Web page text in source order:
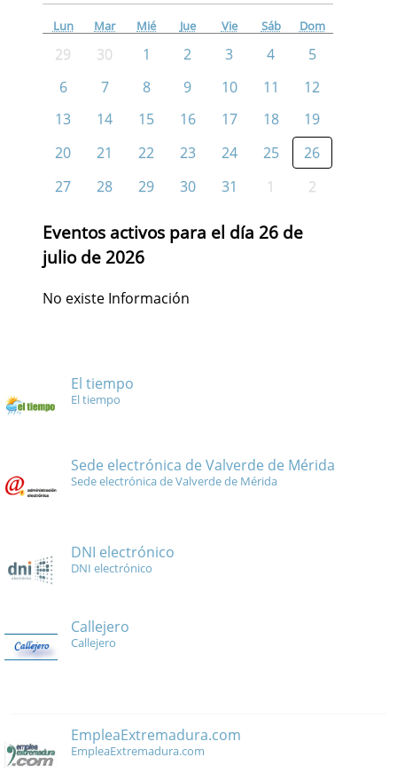
Lun Mar Mié Jue Vie Sáb Dom
29 30 1 2 3 4
5
6
7 8 9 10 11
12
13
14 15 16 17 18
19
20
21 22 23 24 25
26
27
28 29 30 31 1 2
Eventos activos para el día 26 de
julio de 2026
No existe Información
El tiempo
El tiempo
Sede electrónica de Valverde de Mérida
Sede electrónica de Valverde de Mérida
DNI electrónico
DNI electrónico
Callejero
Callejero
EmpleaExtremadura.com
EmpleaExtremadura.com